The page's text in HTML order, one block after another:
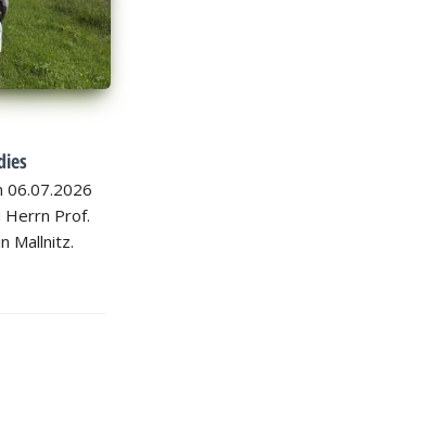
06.07.2026
Herrn Prof.
Mallnitz.